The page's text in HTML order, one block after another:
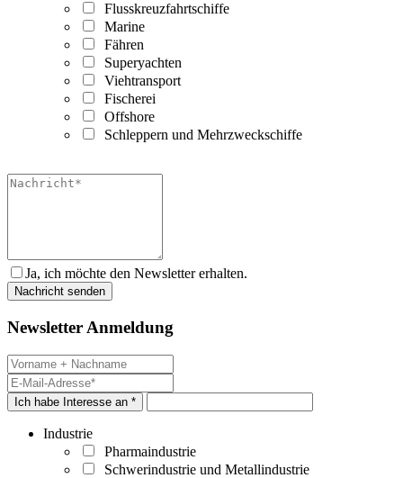
Flusskreuzfahrtschiffe
Marine
Fähren
Superyachten
Viehtransport
Fischerei
Offshore
Schleppern und Mehrzweckschiffe
Ja, ich möchte den Newsletter erhalten.
Newsletter Anmeldung
Ich habe Interesse an *
Industrie
Pharmaindustrie
Schwerindustrie und Metallindustrie